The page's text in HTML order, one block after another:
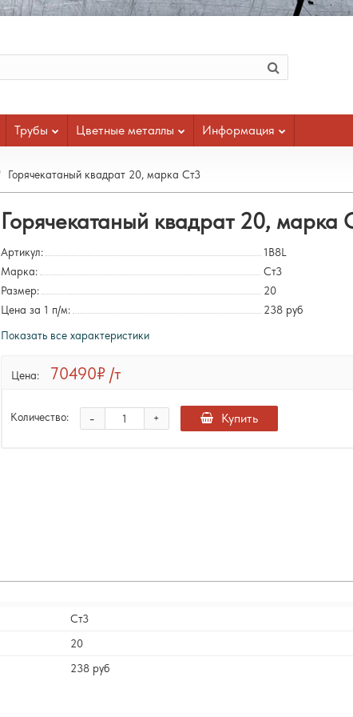
Трубы Цветные металлы Информация
Горячекатаный квадрат 20, марка Ст3
Горячекатаный квадрат 20, марка
Артикул:
1B8L
Марка:
Ст3
Размер:
20
Цена за 1 п/м:
238 руб
Показать все характеристики
Цена: 70490₽/т
Количество: +
- Купить
Ст3
20
238 руб